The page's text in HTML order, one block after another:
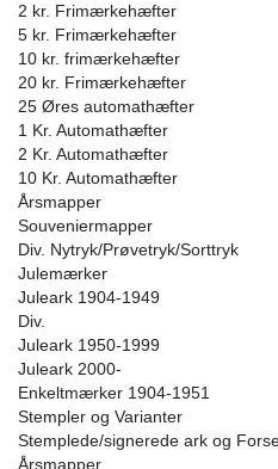
2 kr. Frimærkehæfter
5 kr. Frimærkehæfter
10 kr. frimærkehæfter
20 kr. Frimærkehæfter
25 Øres automathæfter
1 Kr. Automathæfter
2 Kr. Automathæfter
10 Kr. Automathæfter
Årsmapper
Souveniermapper
Div. Nytryk/Prøvetryk/Sorttryk
Julemærker
Juleark 1904-1949
Div.
Juleark 1950-1999
Juleark 2000-
Enkeltmærker 1904-1951
Stempler og Varianter
Stemplede/signerede ark og
Årsmapper